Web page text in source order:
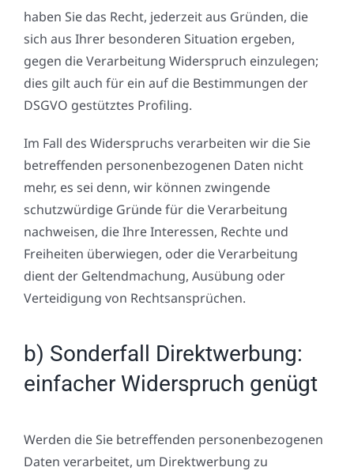
haben Sie das Recht, jederzeit aus Gründen, die
sich aus Ihrer besonderen Situation ergeben,
gegen die Verarbeitung Widerspruch einzulegen;
dies gilt auch für ein auf die Bestimmungen der
DSGVO gestütztes Profiling.
Im Fall des Widerspruchs verarbeiten wir die Sie
betreffenden personenbezogenen Daten nicht
mehr, es sei denn, wir können zwingende
schutzwürdige Gründe für die Verarbeitung
nachweisen, die Ihre Interessen, Rechte und
Freiheiten überwiegen, oder die Verarbeitung
dient der Geltendmachung, Ausübung oder
Verteidigung von Rechtsansprüchen.
b) Sonderfall Direktwerbung:
einfacher Widerspruch genügt
Werden die Sie betreffenden personenbezogenen
Daten verarbeitet, um Direktwerbung zu